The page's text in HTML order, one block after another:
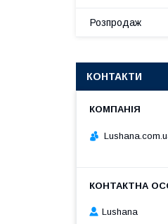
Розпродаж
КОНТАКТИ
Lushana